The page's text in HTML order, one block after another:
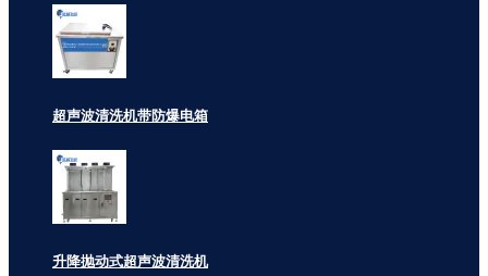
超声波清洗机带防爆电箱
升降抛动式超声波清洗机